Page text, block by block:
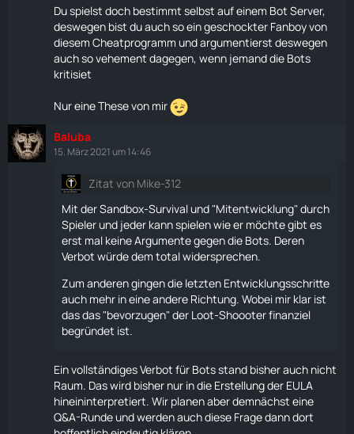
Du spielst doch bestimmt selbst auf einem Bot Server,
deswegen bist du auch so ein geschockter Fanboy von
diesem Cheatprogramm und argumentierst deswegen
auch so vehement dagegen, wenn jemand die Bots
kritisiet
Nur eine These von mir
Baluba
15. März 2021 um 14:46
Zitat von Mike-312
Mit der Sandbox-Survivalund "Mitentwicklung" durch
Spieler und jeder kann spielen wie er möchte gibt es
erst mal keine Argumente gegen die Bots. Deren
Verbot würde dem total widersprechen.
Zum anderen gingen die letzten Entwicklungsschritte
auch mehr in eine andere Richtung. Wobei mir klar ist
das das "bevorzugen" der Loot-Shoooter finanziel
begründet ist.
Ein vollständiges Verbot für Bots stand bisher auch nicht
Raum. Das wird bisher nur in die Erstellung der EULA
hineininterpretiert. Wir planen aber demnächst eine
Q&A-Runde und werden auch diese Frage dann dort